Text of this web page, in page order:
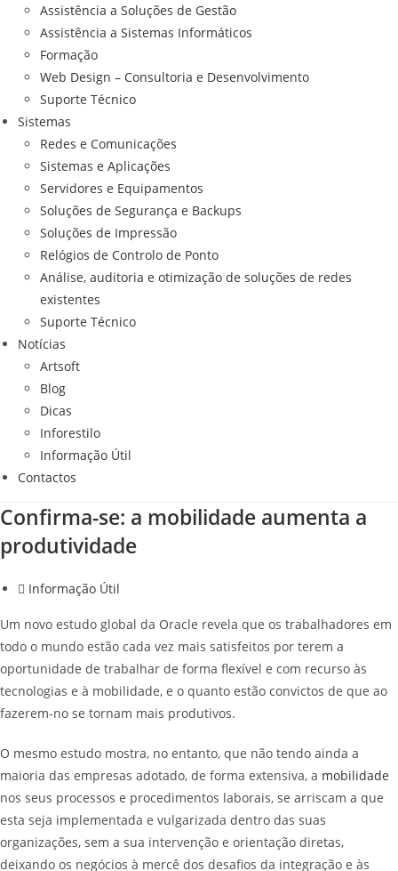
Assistência a Soluções de Gestão
Assistência a Sistemas Informáticos
Formação
Web Design – Consultoria e Desenvolvimento
Suporte Técnico
Sistemas
Redes e Comunicações
Sistemas e Aplicações
Servidores e Equipamentos
Soluções de Segurança e Backups
Soluções de Impressão
Relógios de Controlo de Ponto
Análise, auditoria e otimização de soluções de redes
existentes
Suporte Técnico
Notícias
Artsoft
Blog
Dicas
Inforestilo
Informação Útil
Contactos
Confirma-se: a mobilidade aumenta a
produtividade
Informação Útil
Um novo estudo global da Oracle revela que os trabalhadores em
todo o mundo estão cada vez mais satisfeitos por terem a
oportunidade de trabalhar de forma flexível e com recurso às
tecnologias e à mobilidade, e o quanto estão convictos de que ao
fazerem-no se tornam mais produtivos.
O mesmo estudo mostra, no entanto, que não tendo ainda a
maioria das empresas adotado, de forma extensiva, a mobilidade
nos seus processos e procedimentos laborais, se arriscam a que
esta seja implementada e vulgarizada dentro das suas
organizações, sem a sua intervenção e orientação diretas,
deixando os negócios à mercê dos desafios da integração e às